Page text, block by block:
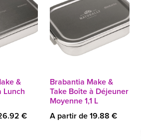
&
Lunch
€
Brabantia Make &
Take Boîte à Déjeuner
Moyenne 1,1 L
A partir de 19.88 €